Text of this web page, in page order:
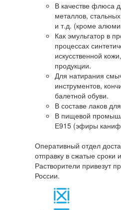
В качестве флюса
металлов,
и т.д. (кроме
Как эмульгатор в
процессах
искусственной
продукции.
Для натирания
инструментов,
балетной обуви.
В составе лаков
В пищевой
Е915 (эфиры
Оперативный отдел
отправку в сжатые
Растворители привезут
России.